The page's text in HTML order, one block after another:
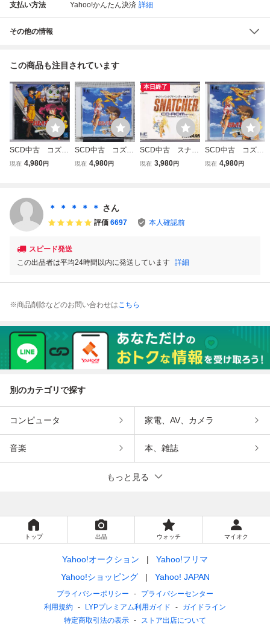
支払い方法 Yahoo!かんたん決済 詳細
その他の情報
この商品も注目されています
SCD中古 コズミ
ックファンタジー
【管理番号：7311
9】
現在 4,980円
SCD中古 コズミ
ックファンタジー
理番号：73050】
現在 4,980円
本日終了
SCD中古 スナッ
チャー 【管理番
現在 3,980円
SCD中古 コズミ
ックファンタジー
現在 4,980円
＊ ＊ ＊ ＊ ＊ さん
評価 6697 本人確認前
スピード発送
この出品者は平均24時間以内に発送しています 詳細
※商品削除などのお問い合わせはこちら
別のカテゴリで探す
コンピュータ 家電、AV、カメラ
音楽 本、雑誌
もっと見る
トップ 出品 ウォッチ マイオク
Yahoo!オークション
Yahoo!フリマ
Yahoo!ショッピング
Yahoo! JAPAN
プライバシーポリシー
プライバシーセンター
利用規約
LYPプレミアム利用ガイド
ガイドライン
特定商取引法の表示
ストア出店について